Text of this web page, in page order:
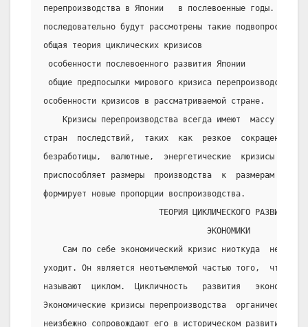
перепроизводства в Японии   в послевоенные годы. Для
последовательно будут рассмотрены такие подвопросы,
общая теория циклических кризисов
особенности послевоенного развития Японии
общие предпосылки мирового кризиса перепроизводства
особенности кризисов в рассматриваемой стране.
Кризисы перепроизводства всегда имеют  массу
стран  последствий,  таких  как  резкое  сокращение
безработицы,  валютные,  энергетические  кризисы  .
приспособляет размеры  производства  к  размерам
формирует новые пропорции воспроизводства.
                        ТЕОРИЯ ЦИКЛИЧЕСКОГО РАЗВИТИЯ
                                  ЭКОНОМИКИ
Сам по себе экономический кризис ниоткуда  не
уходит. Он является неотъемлемой частью того,  что  в
называют  циклом.  Цикличность   развития   экономики
Экономические кризисы перепроизводства  органически
неизбежно сопровождают его в историческом развитии.